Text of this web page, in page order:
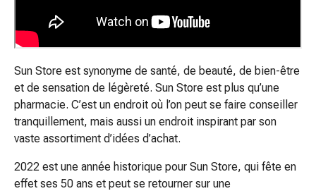
accessoires
Mouchoirs
Rhume
Irritation
et
blessure
de
la
Sun Store est synonyme de santé, de beauté, de bien-être
et de sensation de légèreté. Sun Store est plus qu’une
pharmacie. C’est un endroit où l’on peut se faire conseiller
tranquillement, mais aussi un endroit inspirant par son
vaste assortiment d’idées d’achat.
2022 est une année historique pour Sun Store, qui fête en
effet ses 50 ans et peut se retourner sur une